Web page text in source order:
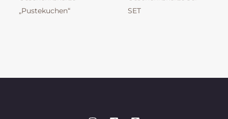
„Pustekuchen“
SET